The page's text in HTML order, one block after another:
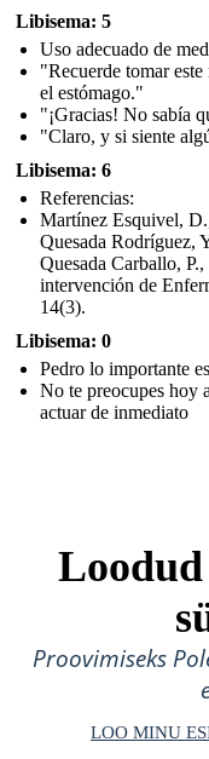
Libisema: 5
Uso adecuado de
"Recuerde tomar
el estómago."
"¡Gracias! No sabía
"Claro, y si siente
Libisema: 6
Referencias:
Martínez Esquivel,
Quesada Rodríguez,
Quesada Carballo,
intervención de
14(3).
Libisema: 0
Pedro lo importante
No te preocupes hoy
actuar de inmediato
Proovimiseks
LOO MINU